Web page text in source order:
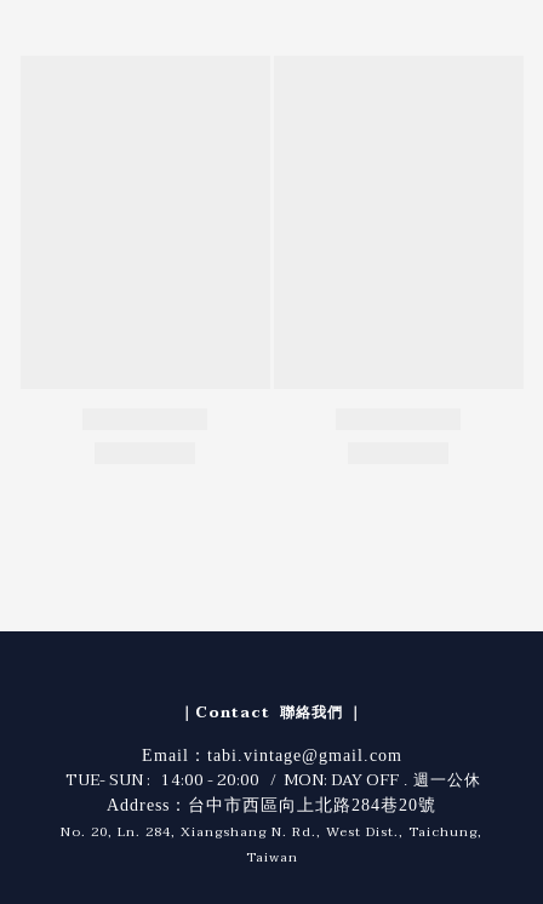
｜Contact 聯絡我們 ｜
Email：tabi.vintage@gmail.com
TUE- SUN : 14:00 - 20:00 / MON: DAY OFF . 週一公休
Address：台中市西區向上北路284巷20號
No. 20, Ln. 284, Xiangshang N. Rd., West Dist., Taichung,
Taiwan